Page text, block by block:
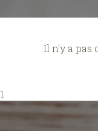
Il n'y a pas
1